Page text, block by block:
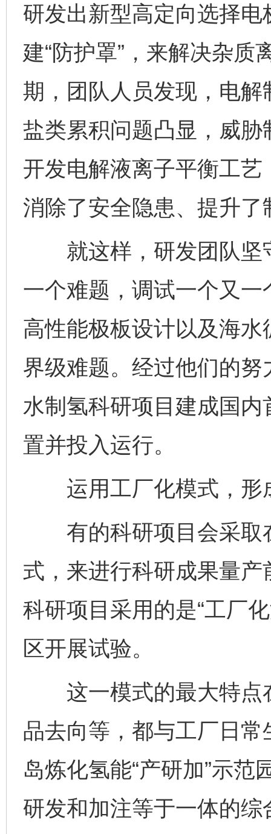
研发出新型高定向选择
建“防护罩”，来解决杂
期，团队人员发现，电
盐类累积问题凸显，威
开发电解液离子平衡工
消除了安全隐患、提升
就这样，研发团队坚
一个难题，调试一个又
高性能极板设计以及海
界级难题。经过他们的
水制氢科研项目建成国
置并投入运行。
运用工厂化模式，形
有的科研项目会采取
式，来进行科研成果量
科研项目采用的是“工厂
区开展试验。
这一模式的最大特点
品去向等，都与工厂日
岛炼化氢能“产研加”示
研发和加注等于一体的